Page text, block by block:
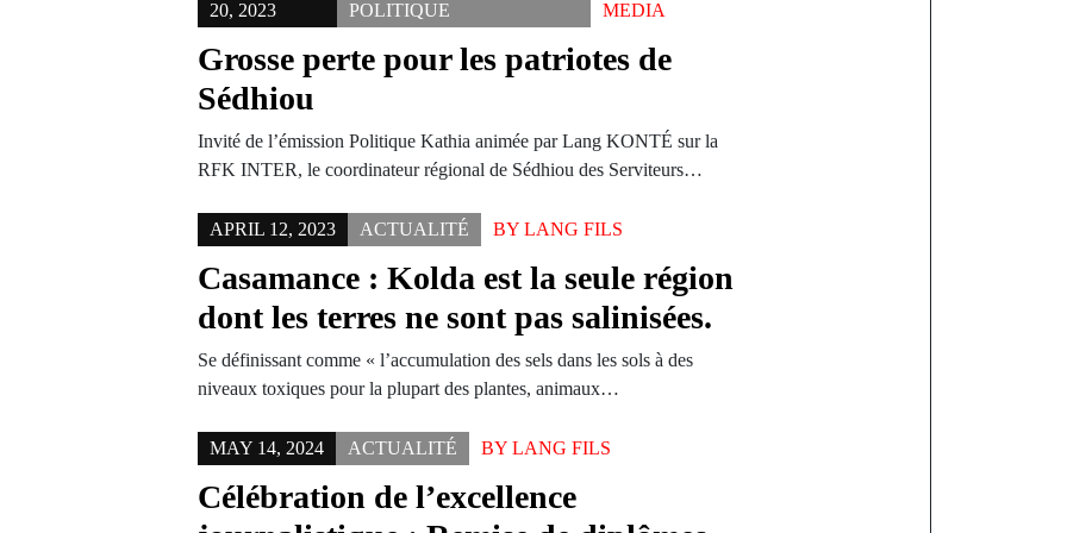
20, 2023 POLITIQUE MEDIA
Grosse perte pour les patriotes de
Sédhiou
Invité de l’émission Politique Kathia animée par Lang KONTÉ sur la
RFK INTER, le coordinateur régional de Sédhiou des Serviteurs…
APRIL 12, 2023 ACTUALITÉ BYLANG FILS
Casamance : Kolda est la seule région
dont les terres ne sont pas salinisées.
Se définissant comme « l’accumulation des sels dans les sols à des
niveaux toxiques pour la plupart des plantes, animaux…
MAY 14, 2024 ACTUALITÉ BYLANG FILS
Célébration de l’excellence